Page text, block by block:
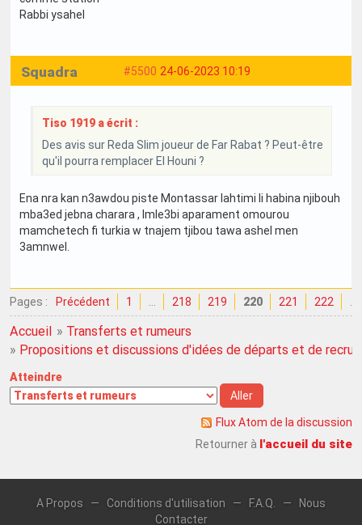
Rabbi ysahel
#5500 24-06-2023 10:19
Squadra
Tiso 1919 a écrit :
Des avis sur Reda Slim joueur de Far Rabat ? Peut-être
qu'il pourra remplacer El Houni ?
Ena nra kan n3awdou piste Montassar lahtimi li habina njibouh
mba3ed jebna charara , lmle3bi aparament omourou
mamchetech fi turkia w tnajem tjibou tawa ashel men
3amnwel.
Pages : Précédent 1 218 219 220 221 222
Accueil » Transferts et rumeurs
» Propositions et discussions d'idées de départs et de
Atteindre
Flux Atom de la discussion
Retourner à l'accueil du site
A Propos — Conditions d'utilisation — F.A.Q. —
Nous
Contacter